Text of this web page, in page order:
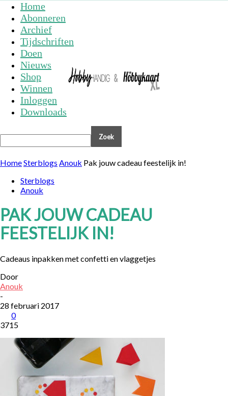
Home
Abonneren
Archief
Tijdschriften
Doen
Nieuws
Shop
Winnen
Inloggen
Downloads
HomeSterblogs Anouk Pak jouw cadeau feestelijk in!
Sterblogs
Anouk
PAK JOUW CADEAU
FEESTELIJK IN!
Cadeaus inpakken met confetti en vlaggetjes
Door
Anouk
-
28 februari 2017
0
3715